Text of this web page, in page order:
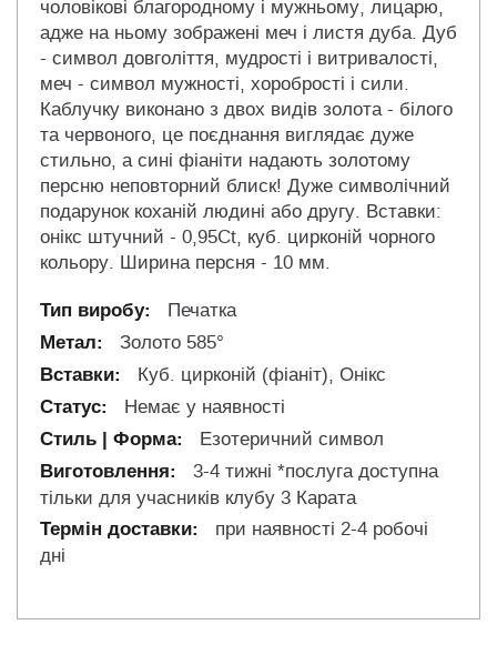
чоловікові благородному і мужньому, лицарю,
адже на ньому зображені меч і листя дуба. Дуб
- символ довголіття, мудрості і витривалості,
меч - символ мужності, хоробрості і сили.
Каблучку виконано з двох видів золота - білого
та червоного, це поєднання виглядає дуже
стильно, а сині фіаніти надають золотому
персню неповторний блиск! Дуже символічний
подарунок коханій людині або другу. Вставки:
онікс штучний - 0,95Ct, куб. цирконій чорного
кольору. Ширина персня - 10 мм.
Печатка
Золото 585°
Куб. цирконій (фіаніт), Онікс
Немає у наявності
Езотеричний символ
3-4 тижні *послуга доступна
тільки для учасників клубу 3 Карата
при наявності 2-4 робочі
дні